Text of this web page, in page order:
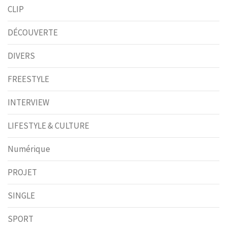
CLIP
DÉCOUVERTE
DIVERS
FREESTYLE
INTERVIEW
LIFESTYLE & CULTURE
Numérique
PROJET
SINGLE
SPORT